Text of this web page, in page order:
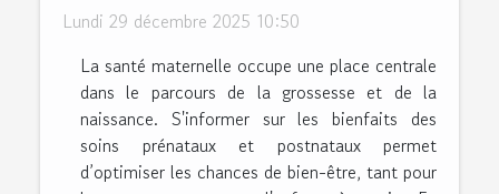
Lundi 29 décembre 2025 10:50
La santé maternelle occupe une place centrale
dans le parcours de la grossesse et de la
naissance. S'informer sur les bienfaits des
soins prénataux et postnataux permet
d’optimiser les chances de bien-être, tant pour